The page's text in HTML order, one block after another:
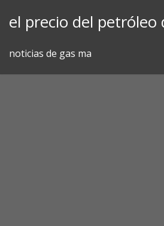
el precio del petróleo
noticias de gas ma